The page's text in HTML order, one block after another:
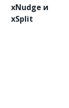
xNudge и
xSplit